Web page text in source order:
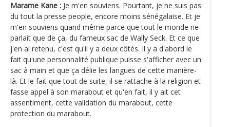
Marame Kane : Je m'en souviens. Pourtant, je ne suis pas
du tout la presse people, encore moins sénégalaise. Et je
m'en souviens quand même parce que tout le monde ne
parlait que de ça, du fameux sac de Wally Seck. Et ce que
j'en ai retenu, c'est qu'il y a deux côtés. Il y a d'abord le
fait qu'une personnalité publique puisse s'afficher avec un
sac à main et que ça délie les langues de cette manière-
là. Et le fait que tout de suite, il se rattache à la religion et
fasse appel à son marabout et qu'en fait, il y ait cet
assentiment, cette validation du marabout, cette
protection du marabout.